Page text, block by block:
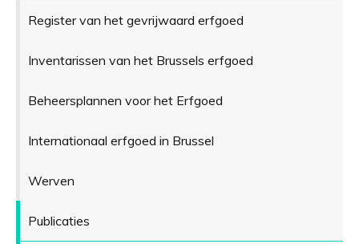
Register van het gevrijwaard erfgoed
Inventarissen van het Brussels erfgoed
Beheersplannen voor het Erfgoed
Internationaal erfgoed in Brussel
Werven
Publicaties